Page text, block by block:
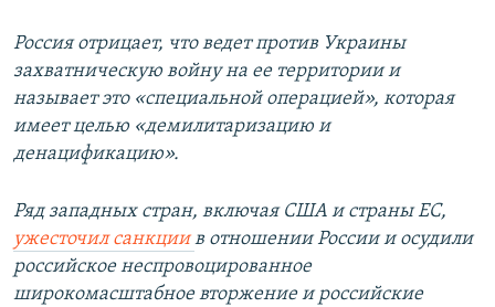
й
д
д
Россия отрицает, что ведет против Украины
захватническую войну на ее территории и
называет это «специальной операцией», которая
имеет целью «демилитаризацию и
денацификацию».
Ряд западных стран, включая США и страны ЕС,
ужесточил санкциив отношении России и осудили
российское неспровоцированное
широкомасштабное вторжение и российские